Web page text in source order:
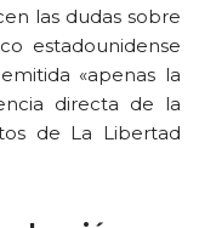
las dudas sobre
estadounidense
«apenas la
directa de la
de La Libertad